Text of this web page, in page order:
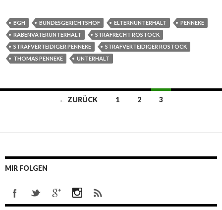
BGH BUNDESGERICHTSHOF ELTERNUNTERHALT
PENNEKE
RABENVÄTERUNTERHALT
STRAFRECHT ROSTOCK
STRAFVERTEIDIGER PENNEKE
STRAFVERTEIDIGER ROSTOCK
THOMAS PENNEKE
UNTERHALT
Navigation
← ZURÜCK 1 2 3
MIR FOLGEN